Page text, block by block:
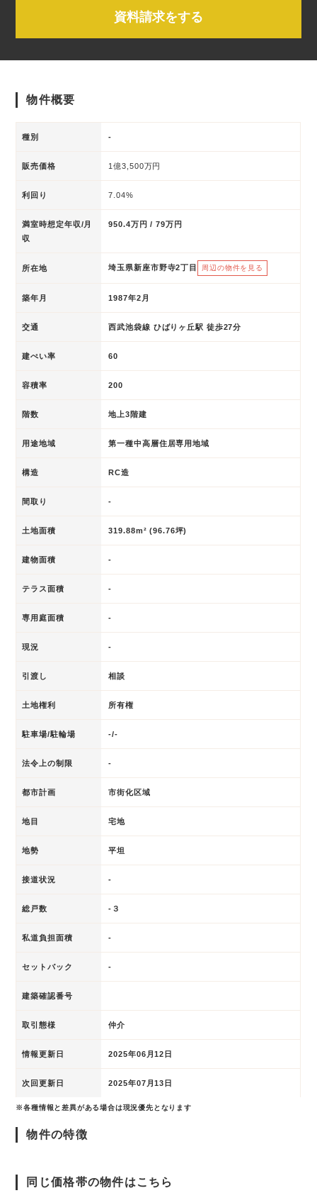
資料請求をする
物件概要
種別 -
販売価格 1億3,500万円
利回り 7.04%
満室時想定年収/月
収
950.4万円 / 79万円
所在地 埼玉県新座市野寺2丁目 周辺の物件を見る
築年月 1987年2月
交通 西武池袋線 ひばりヶ丘駅 徒歩27分
建ぺい率 60
容積率 200
階数 地上3階建
用途地域 第一種中高層住居専用地域
構造 RC造
間取り -
土地面積 319.88m² (96.76坪)
建物面積 -
テラス面積 -
専用庭面積 -
現況 -
引渡し 相談
土地権利 所有権
駐車場/駐輪場 -/-
法令上の制限 -
都市計画 市街化区域
地目 宅地
地勢 平坦
接道状況 -
総戸数 -３
私道負担面積 -
セットバック -
建築確認番号
取引態様 仲介
情報更新日 2025年06月12日
次回更新日 2025年07月13日
※各種情報と差異がある場合は現況優先となります
物件の特徴
同じ価格帯の物件はこちら